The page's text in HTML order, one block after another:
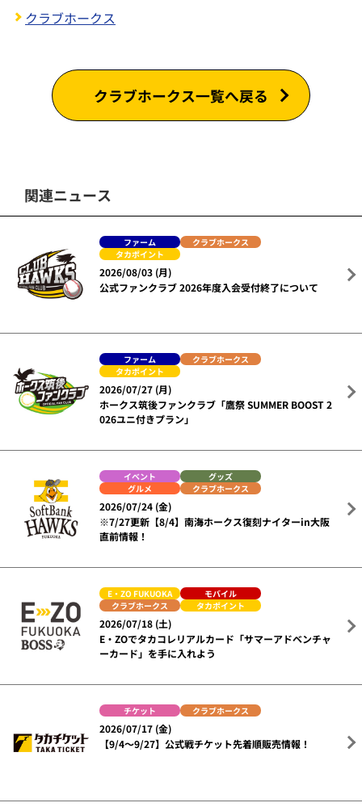
クラブホークス
クラブホークス一覧へ戻る
関連ニュース
ファーム
クラブホークス
タカポイント
2026/08/03 (月)
公式ファンクラブ 2026年度入会受付終了について
ファーム
クラブホークス
タカポイント
2026/07/27 (月)
ホークス筑後ファンクラブ「鷹祭 SUMMER BOOST 2
026ユニ付きプラン」
イベント
グッズ
グルメ
クラブホークス
2026/07/24 (金)
※7/27更新【8/4】南海ホークス復刻ナイターin大阪
直前情報！
E・ZO FUKUOKA
モバイル
クラブホークス
タカポイント
2026/07/18 (土)
E・ZOでタカコレリアルカード「サマーアドベンチャ
ーカード」を手に入れよう
チケット クラブホークス
2026/07/17 (金)
【9/4～9/27】公式戦チケット先着順販売情報！